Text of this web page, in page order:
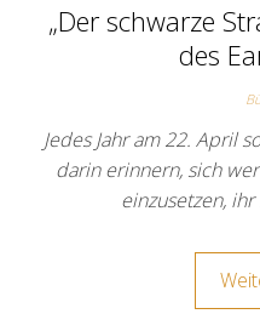
„Der schwarze
des
Jedes Jahr am 22. April
darin erinnern, sich
einzusetzen,